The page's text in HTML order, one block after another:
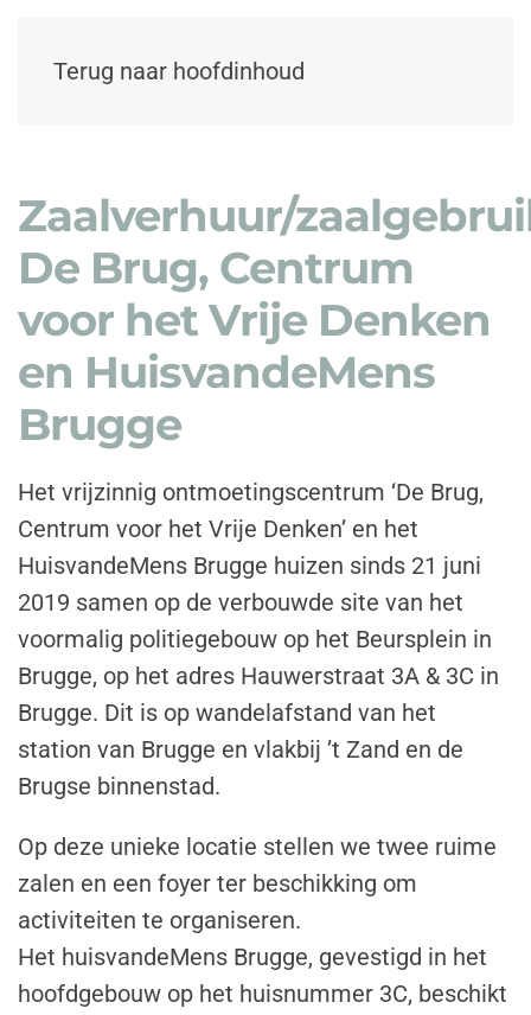
Terug naar hoofdinhoud
Zaalverhuur/
De Brug, Centrum
voor het Vrije Denken
en HuisvandeMens
Brugge
Het vrijzinnig ontmoetingscentrum ‘De Brug,
Centrum voor het Vrije Denken’ en het
HuisvandeMens Brugge huizen sinds 21 juni
2019 samen op de verbouwde site van het
voormalig politiegebouw op het Beursplein in
Brugge, op het adres Hauwerstraat 3A & 3C in
Brugge. Dit is op wandelafstand van het
station van Brugge en vlakbij ’t Zand en de
Brugse binnenstad.
Op deze unieke locatie stellen we twee ruime
zalen en een foyer ter beschikking om
activiteiten te organiseren.
Het huisvandeMens Brugge, gevestigd in het
hoofdgebouw op het huisnummer 3C, beschikt